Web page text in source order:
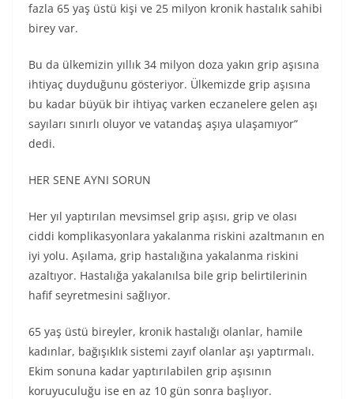
fazla 65 yaş üstü kişi ve 25 milyon kronik hastalık sahibi
birey var.
Bu da ülkemizin yıllık 34 milyon doza yakın grip aşısına
ihtiyaç duyduğunu gösteriyor. Ülkemizde grip aşısına
bu kadar büyük bir ihtiyaç varken eczanelere gelen aşı
sayıları sınırlı oluyor ve vatandaş aşıya ulaşamıyor”
dedi.
HER SENE AYNI SORUN
Her yıl yaptırılan mevsimsel grip aşısı, grip ve olası
ciddi komplikasyonlara yakalanma riskini azaltmanın en
iyi yolu. Aşılama, grip hastalığına yakalanma riskini
azaltıyor. Hastalığa yakalanılsa bile grip belirtilerinin
hafif seyretmesini sağlıyor.
65 yaş üstü bireyler, kronik hastalığı olanlar, hamile
kadınlar, bağışıklık sistemi zayıf olanlar aşı yaptırmalı.
Ekim sonuna kadar yaptırılabilen grip aşısının
koruyuculuğu ise en az 10 gün sonra başlıyor.